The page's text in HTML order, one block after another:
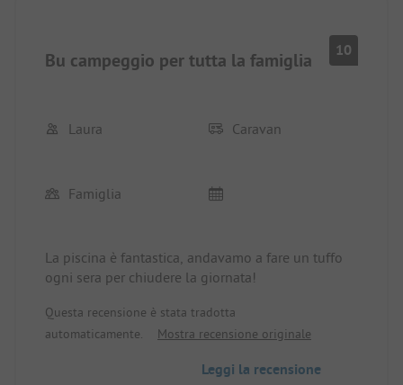
Bu campeggio per tutta la famiglia 10
Laura Caravan
Famiglia
La piscina è fantastica, andavamo a fare un tuffo
ogni sera per chiudere la giornata!
Questa recensione è stata tradotta
automaticamente.
Mostra recensione originale
Leggi la recensione